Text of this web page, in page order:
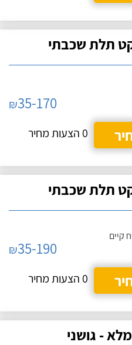
תלת שכבתי
₪35-170
0 הצעות מחיר
תלת שכבתי
קיים
₪35-190
0 הצעות מחיר
- גושני